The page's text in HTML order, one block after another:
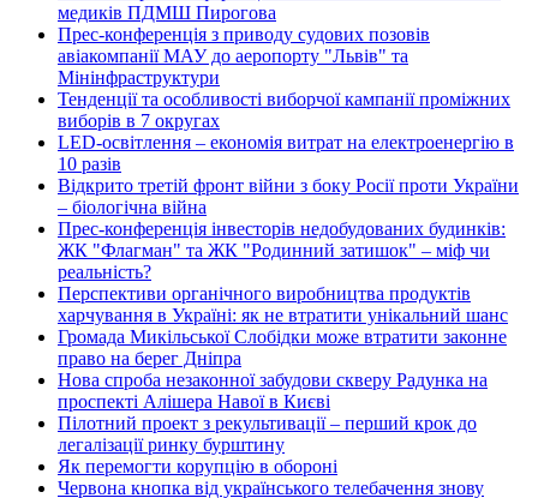
медиків ПДМШ Пирогова
Прес-конференція з приводу судових позовів
авіакомпанії МАУ до аеропорту "Львів" та
Мінінфраструктури
Тенденції та особливості виборчої кампанії проміжних
виборів в 7 округах
LED-освітлення – економія витрат на електроенергію в
10 разів
Відкрито третій фронт війни з боку Росії проти України
– біологічна війна
Прес-конференція інвесторів недобудованих будинків:
ЖК "Флагман" та ЖК "Родинний затишок" – міф чи
реальність?
Перспективи органічного виробництва продуктів
харчування в Україні: як не втратити унікальний шанс
Громада Микільської Слобідки може втратити законне
право на берег Дніпра
Нова спроба незаконної забудови скверу Радунка на
проспекті Алішера Навої в Києві
Пілотний проект з рекультивації – перший крок до
легалізації ринку бурштину
Як перемогти корупцію в обороні
Червона кнопка від українського телебачення знову